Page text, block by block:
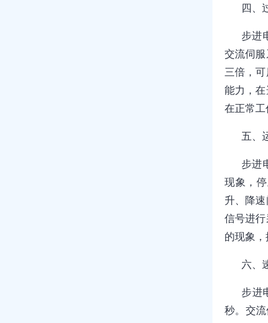
四、
步进
交流伺
三倍，
能力，
在正常工
五、
步进
现象，
升、降
信号进
的现象，
六、
步进
秒。交